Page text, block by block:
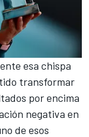
esa chispa
transformar
por encima
negativa en
de esos